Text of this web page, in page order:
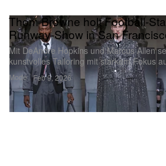
Mode
Thom Browne holt Football-
Runway-Show in San
Mit DeAndre Hopkins und Marcus Allen
kunstvolles Tailoring mit starkem Fokus
Feb 9, 2026